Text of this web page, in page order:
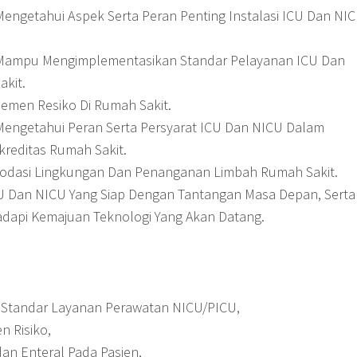
Aspek Serta Peran Penting Instalasi ICU Dan
Mengimplementasikan Standar Pelayanan ICU Dan
Resiko Di Rumah Sakit.
Peran Serta Persyarat ICU Dan NICU Dalam
Rumah Sakit.
Lingkungan Dan Penanganan Limbah Rumah Sakit.
Dan NICU Yang Siap Dengan Tantangan Masa Depan, Serta
Kemajuan Teknologi Yang Akan Datang.
Layanan Perawatan NICU/PICU,
Risiko,
Enteral Pada Pasien,